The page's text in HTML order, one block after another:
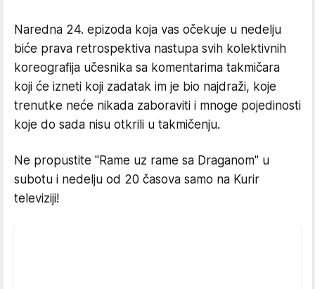
Naredna 24. epizoda koja vas očekuje u nedelju
biće prava retrospektiva nastupa svih kolektivnih
koreografija učesnika sa komentarima takmičara
koji će izneti koji zadatak im je bio najdraži, koje
trenutke neće nikada zaboraviti i mnoge pojedinosti
koje do sada nisu otkrili u takmičenju.
Ne propustite "Rame uz rame sa Draganom" u
subotu i nedelju od 20 časova samo na Kurir
televiziji!